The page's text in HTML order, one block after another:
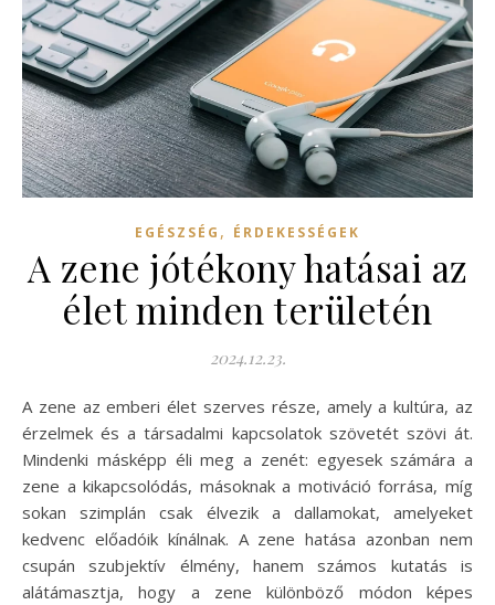
EGÉSZSÉG , ÉRDEKESSÉGEK
A zene jótékony hatásai az
élet minden területén
2024.12.23.
A zene az emberi élet szerves része, amely a kultúra, az
érzelmek és a társadalmi kapcsolatok szövetét szövi át.
Mindenki másképp éli meg a zenét: egyesek számára a
zene a kikapcsolódás, másoknak a motiváció forrása, míg
sokan szimplán csak élvezik a dallamokat, amelyeket
kedvenc előadóik kínálnak. A zene hatása azonban nem
csupán szubjektív élmény, hanem számos kutatás is
alátámasztja, hogy a zene különböző módon képes